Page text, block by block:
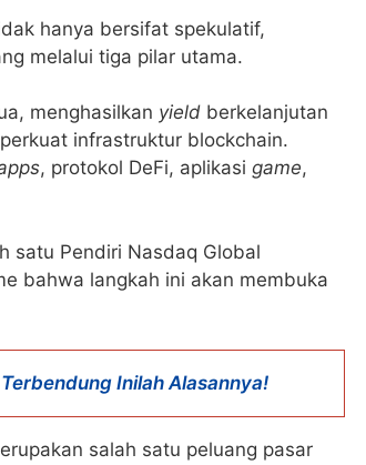
hanya bersifat spekulatif,
melalui tiga pilar utama.
menghasilkan yield berkelanjutan
infrastruktur blockchain.
, protokol DeFi, aplikasi game,
satu Pendiri Nasdaq Global
bahwa langkah ini akan membuka
Inilah Alasannya!
salah satu peluang pasar